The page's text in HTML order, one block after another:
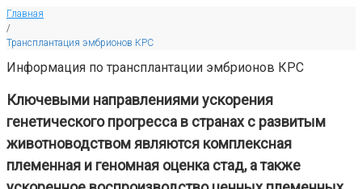
Главная
/
Трансплантация эмбрионов КРС
Информация по трансплантации эмбрионов КРС
Ключевыми направлениями ускорения
генетического прогресса в странах с развитым
животноводством являются комплексная
племенная и геномная оценка стад, а также